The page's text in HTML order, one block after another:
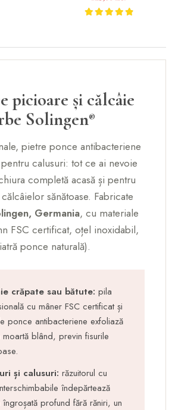
FSC, 22.5 cm, Erbe Solingen
picioare și călcâie
Solingen®
pietre ponce antibacteriene
calusuri: tot ce ai nevoie
completă acasă și pentru
sănătoase. Fabricate
Germania, cu materiale
FSC certificat, oțel inoxidabil,
ponce naturală).
crăpate sau bătute: pila
cu mâner FSC certificat și
ponce antibacteriene exfoliază
blând, previn fisurile
și calusuri: răzuitorul cu
îndepărtează
profund fără răniri, un